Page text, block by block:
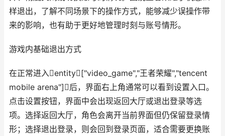
样退出，了解不同场景下的操作方式，能够减少误操作带
来的影响，也有助于更好地管理时刻与账号情形。
游戏内基础退出方式
在正常进入entity["video_game","王者荣耀","tencent
mobile arena"]后，界面右上角通常可以看到设置入口。
点击设置按钮，界面中会出现返回大厅或退出登录等选
项。选择返回大厅，角色会离开当前界面但仍保留登录情
形；选择退出登录，则会回到登录页面，适合需要更换账